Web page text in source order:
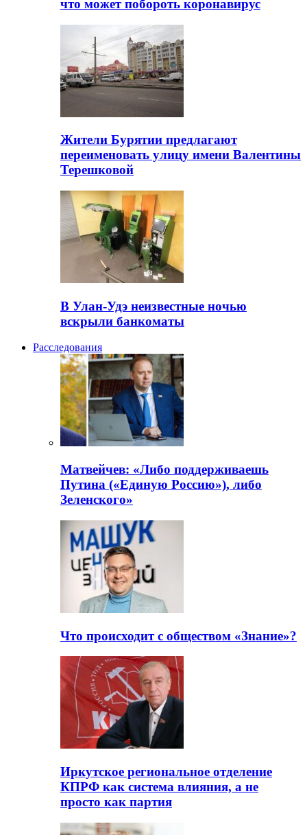
что может побороть коронавирус
Жители Бурятии предлагают
переименовать улицу имени Валентины
Терешковой
В Улан-Удэ неизвестные ночью
вскрыли банкоматы
Расследования
Матвейчев: «Либо поддерживаешь
Путина («Единую Россию»), либо
Зеленского»
Что происходит с обществом «Знание»?
Иркутское региональное отделение
КПРФ как система влияния, а не
просто как партия